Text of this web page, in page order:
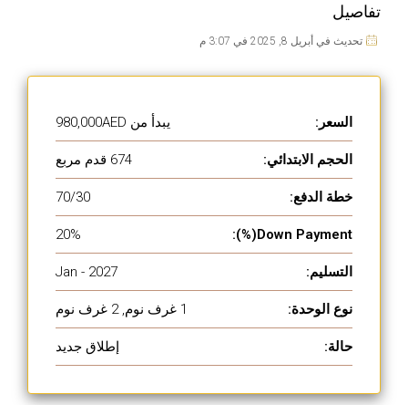
تفاصيل
تحديث في أبريل 8, 2025 في 3:07 م
السعر: يبدأ من
الحجم الابتدائي: 674 قدم مربع
خطة الدفع: 70/30
Down Payment(%):
20%
التسليم: Jan - 2027
نوع الوحدة: 1 غرف نوم, 2 غرف نوم
حالة: إطلاق جديد